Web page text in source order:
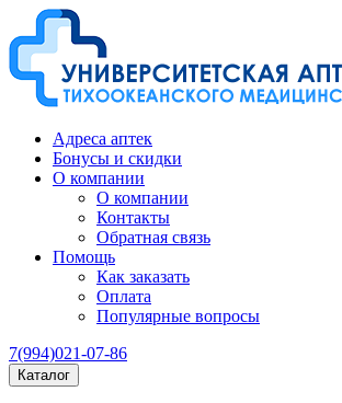
Адреса аптек
Бонусы и скидки
О компании
О компании
Контакты
Обратная связь
Помощь
Как заказать
Оплата
Популярные вопросы
7(994)021-07-86
Каталог